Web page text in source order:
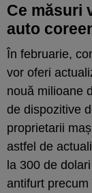
Ce măsuri
auto
În februarie,
vor oferi
nouă milioane
de dispozitive
proprietarii
astfel de
la 300 de
antifurt